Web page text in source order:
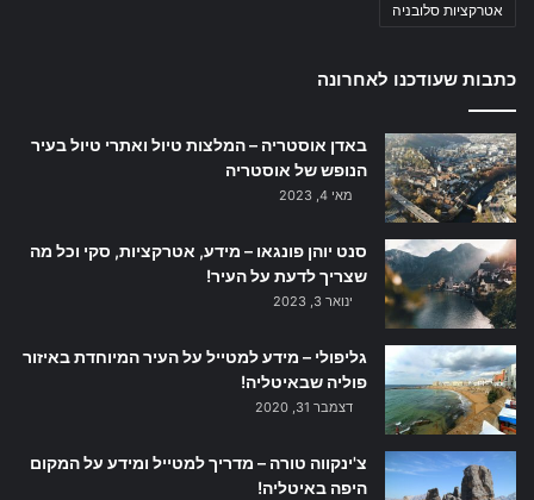
אטרקציות סלובניה
כתבות שעודכנו לאחרונה
באדן אוסטריה – המלצות טיול ואתרי טיול בעיר
הנופש של אוסטריה
מאי 4, 2023
סנט יוהן פונגאו – מידע, אטרקציות, סקי וכל מה
שצריך לדעת על העיר!
ינואר 3, 2023
גליפולי – מידע למטייל על העיר המיוחדת באיזור
פוליה שבאיטליה!
דצמבר 31, 2020
צ'ינקווה טורה – מדריך למטייל ומידע על המקום
היפה באיטליה!